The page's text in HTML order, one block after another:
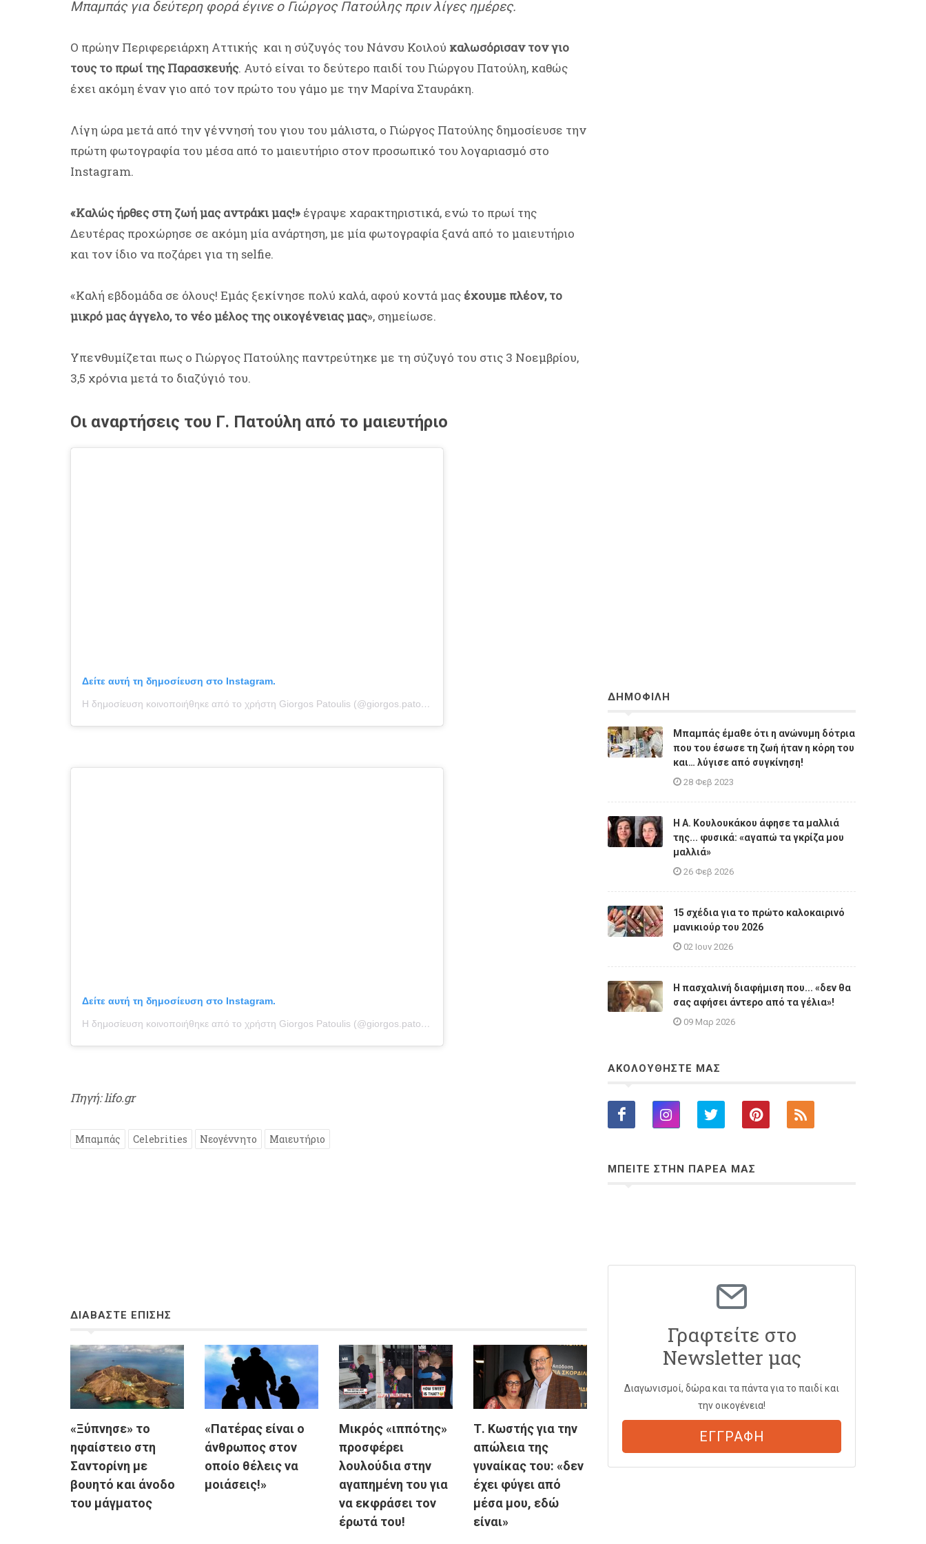
Μπαμπάς για δεύτερη φορά έγινε ο Γιώργος Πατούλης πριν λίγες ημέρες.
Ο πρώην Περιφερειάρχη Αττικής και η σύζυγός του Νάνσυ Κοιλού καλωσόρισαν τον γιο
τους το πρωί της Παρασκευής. Αυτό είναι το δεύτερο παιδί του Γιώργου Πατούλη, καθώς
έχει ακόμη έναν γιο από τον πρώτο του γάμο με την Μαρίνα Σταυράκη.
Λίγη ώρα μετά από την γέννησή του γιου του μάλιστα, ο Γιώργος Πατούλης δημοσίευσε την
πρώτη φωτογραφία του μέσα από το μαιευτήριο στον προσωπικό του λογαριασμό στο
Instagram.
«Καλώς ήρθες στη ζωή μας αντράκι μας!» έγραψε χαρακτηριστικά, ενώ το πρωί της
Δευτέρας προχώρησε σε ακόμη μία ανάρτηση, με μία φωτογραφία ξανά από το μαιευτήριο
και τον ίδιο να ποζάρει για τη selfie.
«Καλή εβδομάδα σε όλους! Εμάς ξεκίνησε πολύ καλά, αφού κοντά μας έχουμε πλέον, το
μικρό μας άγγελο, το νέο μέλος της οικογένειας μας», σημείωσε.
Υπενθυμίζεται πως ο Γιώργος Πατούλης παντρεύτηκε με τη σύζυγό του στις 3 Νοεμβρίου,
3,5 χρόνια μετά το διαζύγιό του.
Οι αναρτήσεις του Γ. Πατούλη από το μαιευτήριο
Δείτε αυτή τη δημοσίευση στο Instagram.
Η δημοσίευση κοινοποιήθηκε από το χρήστη Giorgos Patoulis (@giorgos.patoulis)
Δείτε αυτή τη δημοσίευση στο Instagram.
Η δημοσίευση κοινοποιήθηκε από το χρήστη Giorgos Patoulis (@giorgos.patoulis)
Πηγή: lifo.gr
Μπαμπάς Celebrities Νεογέννητο Μαιευτήριο
ΔΙΑΒΑΣΤΕ ΕΠΙΣΗΣ
«Ξύπνησε» το
ηφαίστειο στη
Σαντορίνη με
βουητό και άνοδο
του μάγματος
«Πατέρας είναι ο
άνθρωπος στον
οποίο θέλεις να
μοιάσεις!»
Μικρός «ιππότης»
προσφέρει
λουλούδια στην
αγαπημένη του για
να εκφράσει τον
έρωτά του!
Τ. Κωστής για την
απώλεια της
γυναίκας του: «δεν
έχει φύγει από
μέσα μου, εδώ
είναι»
ΔΗΜΟΦΙΛΗ
Μπαμπάς έμαθε ότι η ανώνυμη δότρια
που του έσωσε τη ζωή ήταν η κόρη του
και… λύγισε από συγκίνηση!
28 Φεβ 2023
Η A. Κουλουκάκου άφησε τα μαλλιά
της... φυσικά: «αγαπώ τα γκρίζα μου
μαλλιά»
26 Φεβ 2026
15 σχέδια για το πρώτο καλοκαιρινό
μανικιούρ του 2026
02 Ιουν 2026
Η πασχαλινή διαφήμιση που... «δεν θα
σας αφήσει άντερο από τα γέλια»!
09 Μαρ 2026
ΑΚΟΛΟΥΘΗΣΤΕ ΜΑΣ
ΜΠΕΙΤΕ ΣΤΗΝ ΠΑΡΕΑ ΜΑΣ
Γραφτείτε στο
Newsletter μας
Διαγωνισμοί, δώρα και τα πάντα για το παιδί και
την οικογένεια!
ΕΓΓΡΑΦΗ